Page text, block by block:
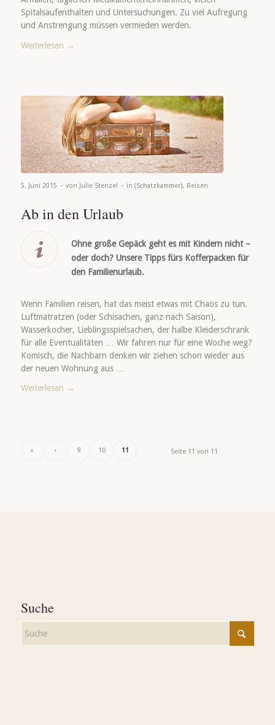
Spitalsaufenthalten und Untersuchungen. Zu viel Aufregung
und Anstrengung müssen vermieden werden.
Weiterlesen →
5. Juni 2015 - von Julie Stenzel - in (Schatzkammer), Reisen
Ab in den Urlaub
Ohne große Gepäck geht es mit Kindern nicht –
oder doch? Unsere Tipps fürs Kofferpacken für
den Familienurlaub.
Wenn Familien reisen, hat das meist etwas mit Chaos zu tun.
Luftmatratzen (oder Schisachen, ganz nach Saison),
Wasserkocher, Lieblingsspielsachen, der halbe Kleiderschrank
für alle Eventualitäten … Wir fahren nur für eine Woche weg?
Komisch, die Nachbarn denken wir ziehen schon wieder aus
der neuen Wohnung aus …
Weiterlesen →
Seite 11 von 11
« ‹ 9 10 11
Suche